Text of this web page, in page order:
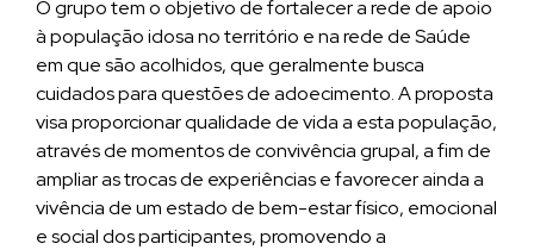
O grupo tem o objetivo de fortalecer a rede de apoio
à população idosa no território e na rede de Saúde
em que são acolhidos, que geralmente busca
cuidados para questões de adoecimento. A proposta
visa proporcionar qualidade de vida a esta população,
através de momentos de convivência grupal, a fim de
ampliar as trocas de experiências e favorecer ainda a
vivência de um estado de bem-estar físico, emocional
e social dos participantes, promovendo a